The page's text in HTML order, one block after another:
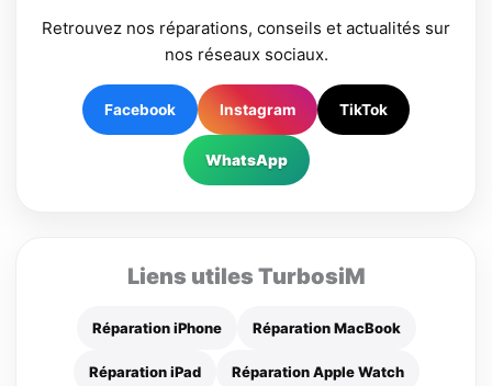
Retrouvez nos réparations, conseils et actualités sur
nos réseaux sociaux.
Facebook Instagram TikTok
WhatsApp
Liens utiles TurbosiM
Réparation iPhone Réparation MacBook
Réparation iPad Réparation Apple Watch